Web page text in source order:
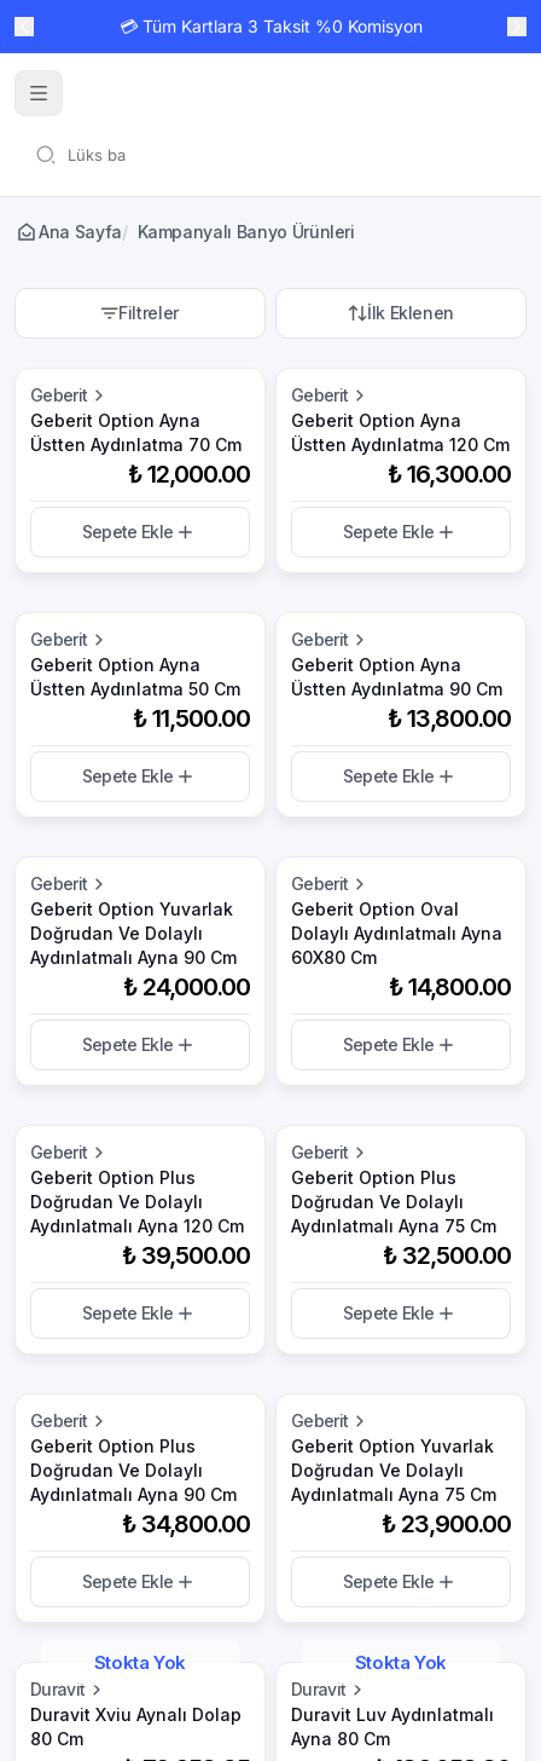
💳 Tüm Kartlara 3 Taksit %0 Komisyon
Ana Sayfa/ Kampanyalı Banyo Ürünleri
Filtreler İlk Eklenen
Geberit
Geberit Option Ayna
Üstten Aydınlatma 70 Cm
₺ 12,000.00
Sepete Ekle
Geberit
Geberit Option Ayna
Üstten Aydınlatma 120 Cm
₺ 16,300.00
Sepete Ekle
Geberit
Geberit Option Ayna
Üstten Aydınlatma 50 Cm
₺ 11,500.00
Sepete Ekle
Geberit
Geberit Option Ayna
Üstten Aydınlatma 90 Cm
₺ 13,800.00
Sepete Ekle
Geberit
Geberit Option Yuvarlak
Doğrudan Ve Dolaylı
Aydınlatmalı Ayna 90 Cm
₺ 24,000.00
Sepete Ekle
Geberit
Geberit Option Oval
Dolaylı Aydınlatmalı Ayna
60X80 Cm
₺ 14,800.00
Sepete Ekle
Geberit
Geberit Option Plus
Doğrudan Ve Dolaylı
Aydınlatmalı Ayna 120 Cm
₺ 39,500.00
Sepete Ekle
Geberit
Geberit Option Plus
Doğrudan Ve Dolaylı
Aydınlatmalı Ayna 75 Cm
₺ 32,500.00
Sepete Ekle
Geberit
Geberit Option Plus
Doğrudan Ve Dolaylı
Aydınlatmalı Ayna 90 Cm
₺ 34,800.00
Sepete Ekle
Geberit
Geberit Option Yuvarlak
Doğrudan Ve Dolaylı
Aydınlatmalı Ayna 75 Cm
₺ 23,900.00
Sepete Ekle
Stokta Yok
Duravit
Duravit Xviu Aynalı Dolap
80 Cm
Stokta Yok
Duravit
Duravit Luv Aydınlatmalı
Ayna 80 Cm